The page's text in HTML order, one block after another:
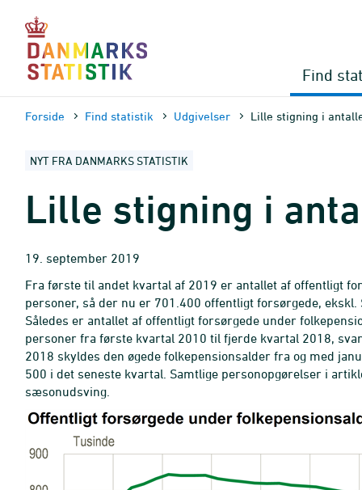
sidens
indhold
Find
Forside Find statistik Udgivelser Lille stigning i
NYT FRA DANMARKS STATISTIK
Lille stigning i
19. september 2019
Fra første til andet kvartal af 2019 er antallet af offentligt
personer, så der nu er 701.400 offentligt forsørgede,
Således er antallet af offentligt forsørgede under
personer fra første kvartal 2010 til fjerde kvartal 2018,
2018 skyldes den øgede folkepensionsalder fra og med
500 i det seneste kvartal. Samtlige personopgørelser i
sæsonudsving.